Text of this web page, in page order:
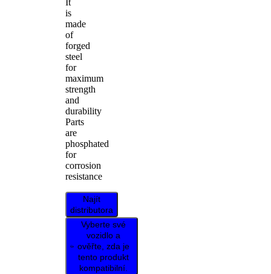
is
made
of
forged
steel
for
maximum
strength
and
durability
Parts
are
phosphated
for
corrosion
resistance
Najít
distributora
Vyberte své
vozidlo a
ověřte, zda je
tento produkt
kompatibilní.